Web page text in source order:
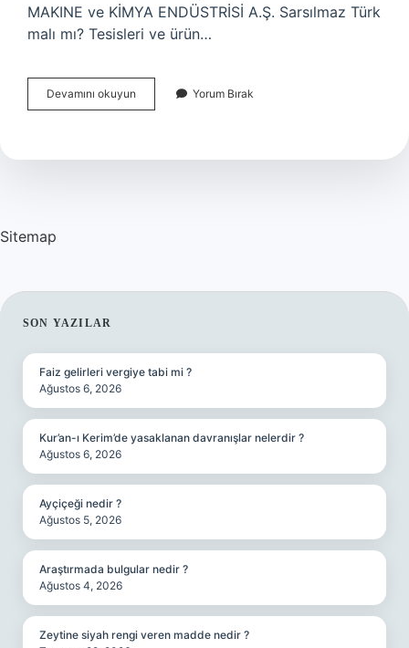
MAKINE ve KİMYA ENDÜSTRİSİ A.Ş. Sarsılmaz Türk
malı mı? Tesisleri ve ürün…
Devamını okuyun Sarsılmaz
Mermi
Mi
Yorum Bırak
Sitemap
SIDEBAR
SON YAZILAR
Faiz gelirleri vergiye tabi mi ?
Ağustos 6, 2026
Kur’an-ı Kerim’de yasaklanan davranışlar nelerdir ?
Ağustos 6, 2026
Ayçiçeği nedir ?
Ağustos 5, 2026
Araştırmada bulgular nedir ?
Ağustos 4, 2026
Zeytine siyah rengi veren madde nedir ?